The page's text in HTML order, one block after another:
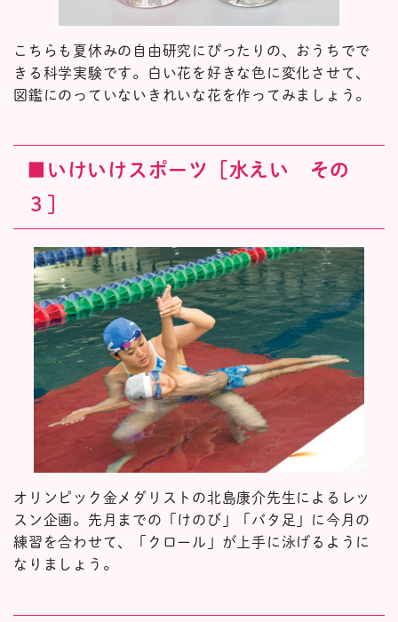
こちらも夏休みの自由研究にぴったりの、おうちでで
きる科学実験です。白い花を好きな色に変化させて、
図鑑にのっていないきれいな花を作ってみましょう。
■いけいけスポーツ［水えい その
３］
オリンピック金メダリストの北島康介先生によるレッ
スン企画。先月までの「けのび」「バタ足」に今月の
練習を合わせて、「クロール」が上手に泳げるように
なりましょう。